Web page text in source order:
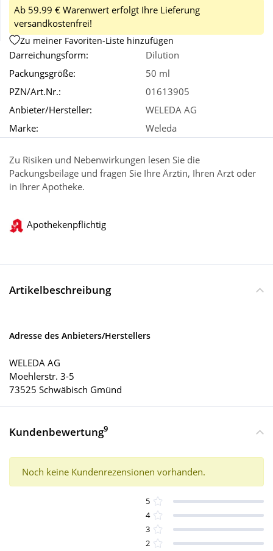
Wellness
Ab 59.99 € Warenwert erfolgt Ihre Lieferung
versandkostenfrei!
Zu meiner Favoriten-Liste hinzufügen
Darreichungsform:
Dilution
Packungsgröße:
50 ml
PZN/Art.Nr.:
01613905
Anbieter/Hersteller:
WELEDA AG
Marke:
Weleda
Zu Risiken und Nebenwirkungen lesen Sie die
Packungsbeilage und fragen Sie Ihre Ärztin, Ihren Arzt oder
in Ihrer Apotheke.
Apothekenpflichtig
Artikelbeschreibung
Adresse des Anbieters/Herstellers
WELEDA AG
Moehlerstr. 3-5
73525 Schwäbisch Gmünd
Kundenbewertung9
Noch keine Kundenrezensionen vorhanden.
5
4
3
2